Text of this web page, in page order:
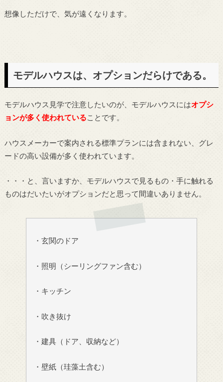
想像しただけで、気が遠くなります。
モデルハウスは、オプションだらけである。
モデルハウス見学で注意したいのが、モデルハウスにはオプシ
ョンが多く使われていることです。
ハウスメーカーで案内される標準プランには含まれない、グレ
ードの高い設備が多く使われています。
・・・と、言いますか、モデルハウスで見るもの・手に触れる
ものはだいたいがオプションだと思って間違いありません。
・玄関のドア
・照明（シーリングファン含む）
・キッチン
・吹き抜け
・建具（ドア、収納など）
・壁紙（珪藻土含む）